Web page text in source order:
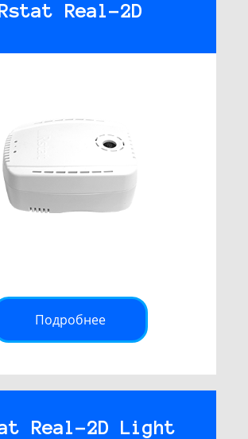
Rstat Real-2D
Подробнее
Real-2D Light